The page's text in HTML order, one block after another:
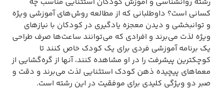
کسانی است؟ داوطلبانی که از مطالعه روش‌های آموزشی ویژه
و توانبخشی و دیدن معجزه یادگیری در کودکان با نیازهای
ویژه لذت می‌برند و افرادی که می‌توانند ساعت‌ها صرف طراحی
یک برنامه آموزشی فردی برای یک کودک خاص کنند تا
کوچکترین پیشرفت را در او مشاهده کنند، آنها از گره‌گشایی از
معماهای پیچیده ذهن کودک استثنایی لذت می‌برند و دقت و
صبر دو ویژگی کلیدی برای موفقیت در این رشته است.